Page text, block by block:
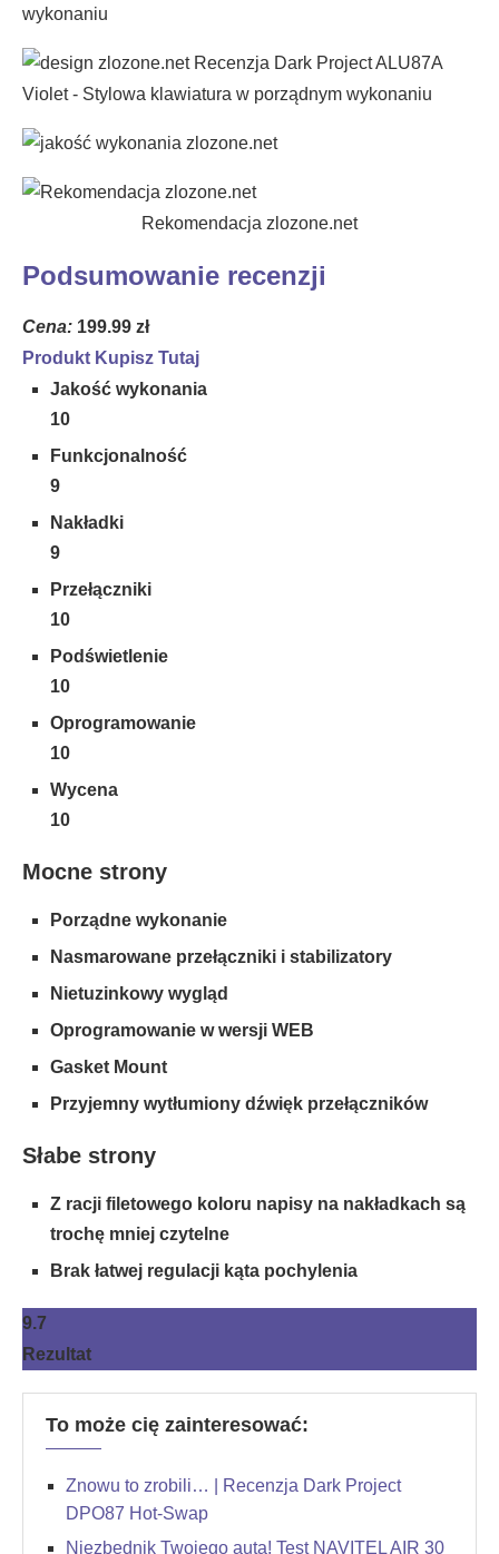
Rekomendacja zlozone.net
Podsumowanie recenzji
Cena: 199.99 zł
Produkt Kupisz Tutaj
Jakość wykonania
10
Funkcjonalność
9
Nakładki
9
Przełączniki
10
Podświetlenie
10
Oprogramowanie
10
Wycena
10
Mocne strony
Porządne wykonanie
Nasmarowane przełączniki i stabilizatory
Nietuzinkowy wygląd
Oprogramowanie w wersji WEB
Gasket Mount
Przyjemny wytłumiony dźwięk przełączników
Słabe strony
Z racji filetowego koloru napisy na nakładkach są
trochę mniej czytelne
Brak łatwej regulacji kąta pochylenia
9.7
Rezultat
To może cię zainteresować:
Znowu to zrobili… | Recenzja Dark Project
DPO87 Hot-Swap
Niezbędnik Twojego auta! Test NAVITEL AIR 30